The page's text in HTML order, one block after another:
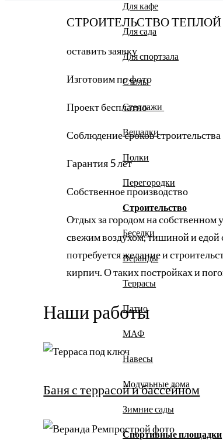
Для кафе
Для сада
Для спортзала
Столы
Стеллажи
Вешалки
Полки
Перегородки
Строительство
Беседки
Веранды
Террасы
Патио
МАФ
Навесы
Модульные дома
Зимние сады
Спортивные площадки
СТРОИТЕЛЬСТВО
оставить заявку
Изготовим по фото
Проект бесплатно
Соблюдение сроков строительства
Гарантия 5 лет
Собственное производство
Отдых за городом на собственном
свежим воздухом, тишиной и едой
потребуется желание и
кирпич. О таких постройках и
Наши работы
Баня с террасой и бассейном